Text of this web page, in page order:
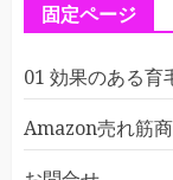
固定ページ
01 効果のある育
Amazon売れ筋